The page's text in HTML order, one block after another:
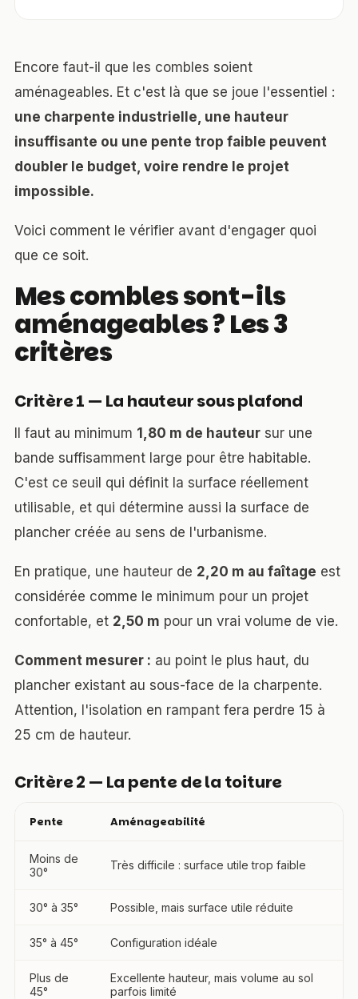
Encore faut-il que les combles soient
aménageables. Et c'est là que se joue l'essentiel :
une charpente industrielle, une hauteur
insuffisante ou une pente trop faible peuvent
doubler le budget, voire rendre le projet
impossible.
Voici comment le vérifier avant d'engager quoi
que ce soit.
Mes combles sont-ils
aménageables ? Les 3
critères
Critère 1 — La hauteur sous plafond
Il faut au minimum 1,80 m de hauteur sur une
bande suffisamment large pour être habitable.
C'est ce seuil qui définit la surface réellement
utilisable, et qui détermine aussi la surface de
plancher créée au sens de l'urbanisme.
En pratique, une hauteur de 2,20 m au faîtage est
considérée comme le minimum pour un projet
confortable, et 2,50 m pour un vrai volume de vie.
Comment mesurer : au point le plus haut, du
plancher existant au sous-face de la charpente.
Attention, l'isolation en rampant fera perdre 15 à
25 cm de hauteur.
Critère 2 — La pente de la toiture
Pente Aménageabilité
Moins de
30°
Très difficile : surface utile trop faible
30° à 35° Possible, mais surface utile réduite
35° à 45° Configuration idéale
Plus de
45°
Excellente hauteur, mais volume au sol
parfois limité